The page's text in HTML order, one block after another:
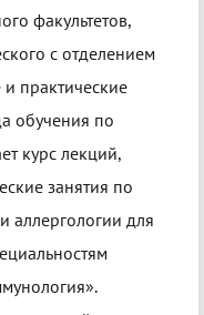
факультетов,
с отделением
практические
обучения по
курс лекций,
занятия по
аллергологии для